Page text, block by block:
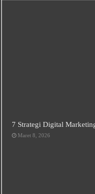
7 Strategi Digital
Maret 8, 2026